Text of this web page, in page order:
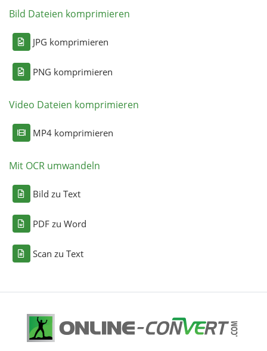
Bild Dateien komprimieren
JPG komprimieren
PNG komprimieren
Video Dateien komprimieren
MP4 komprimieren
Mit OCR umwandeln
Bild zu Text
PDF zu Word
Scan zu Text